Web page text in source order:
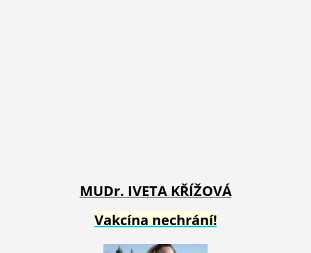
MUDr. IVETA KŘÍŽOVÁ
Vakcína nechrání!